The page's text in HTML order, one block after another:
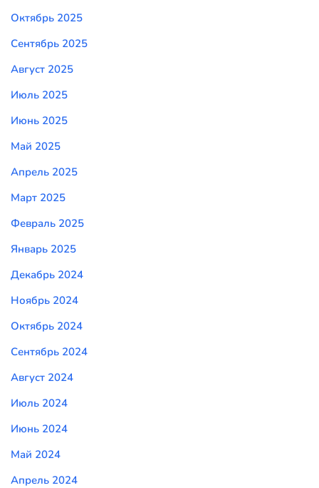
Октябрь 2025
Сентябрь 2025
Август 2025
Июль 2025
Июнь 2025
Май 2025
Апрель 2025
Март 2025
Февраль 2025
Январь 2025
Декабрь 2024
Ноябрь 2024
Октябрь 2024
Сентябрь 2024
Август 2024
Июль 2024
Июнь 2024
Май 2024
Апрель 2024